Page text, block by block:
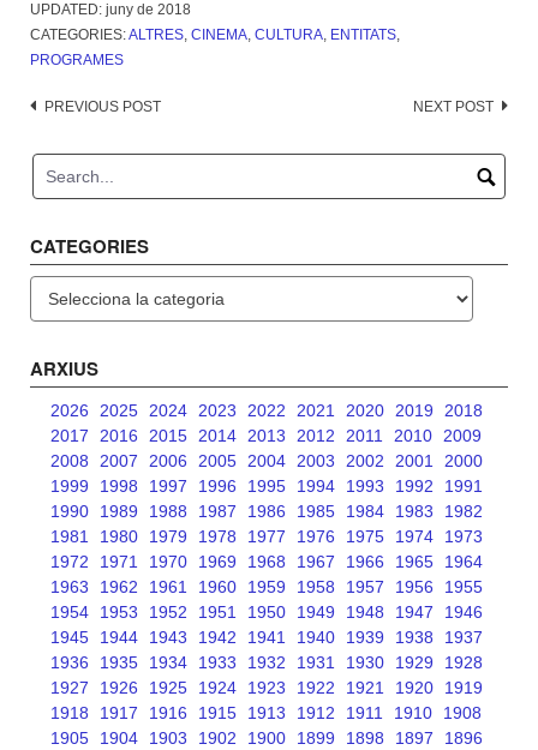
UPDATED: juny de 2018
CATEGORIES:ALTRES, CINEMA, CULTURA, ENTITATS,
PROGRAMES
Post
PREVIOUS POST NEXT POST
CATEGORIES
ARXIUS
2026 2025 2024 2023 2022 2021 2020 2019
2018
2017
2016 2015 2014 2013 2012 2011 2010
2009
2008
2007 2006 2005 2004 2003 2002 2001
2000
1999
1998 1997 1996 1995 1994 1993 1992
1991
1990
1989 1988 1987 1986 1985 1984 1983
1982
1981
1980 1979 1978 1977 1976 1975 1974
1973
1972
1971 1970 1969 1968 1967 1966 1965
1964
1963
1962 1961 1960 1959 1958 1957 1956
1955
1954
1953 1952 1951 1950 1949 1948 1947
1946
1945
1944 1943 1942 1941 1940 1939 1938
1937
1936
1935 1934 1933 1932 1931 1930 1929
1928
1927
1926 1925 1924 1923 1922 1921 1920
1919
1918
1917 1916 1915 1913 1912 1911 1910
1908
1905
1904 1903 1902 1900 1899 1898 1897
1896